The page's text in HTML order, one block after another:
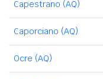
Capestrano (AQ)
Caporciano (AQ)
Ocre (AQ)